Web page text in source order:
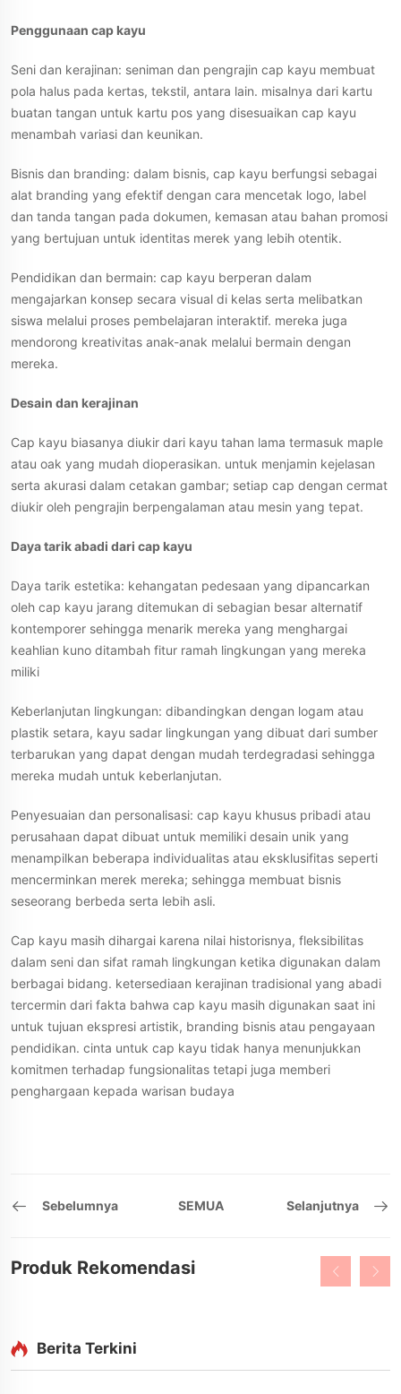
Penggunaan cap kayu
Seni dan kerajinan: seniman dan pengrajin cap kayu membuat
pola halus pada kertas, tekstil, antara lain. misalnya dari kartu
buatan tangan untuk kartu pos yang disesuaikan cap kayu
menambah variasi dan keunikan.
Bisnis dan branding: dalam bisnis, cap kayu berfungsi sebagai
alat branding yang efektif dengan cara mencetak logo, label
dan tanda tangan pada dokumen, kemasan atau bahan promosi
yang bertujuan untuk identitas merek yang lebih otentik.
Pendidikan dan bermain: cap kayu berperan dalam
mengajarkan konsep secara visual di kelas serta melibatkan
siswa melalui proses pembelajaran interaktif. mereka juga
mendorong kreativitas anak-anak melalui bermain dengan
mereka.
Desain dan kerajinan
Cap kayu biasanya diukir dari kayu tahan lama termasuk maple
atau oak yang mudah dioperasikan. untuk menjamin kejelasan
serta akurasi dalam cetakan gambar; setiap cap dengan cermat
diukir oleh pengrajin berpengalaman atau mesin yang tepat.
Daya tarik abadi dari cap kayu
Daya tarik estetika: kehangatan pedesaan yang dipancarkan
oleh cap kayu jarang ditemukan di sebagian besar alternatif
kontemporer sehingga menarik mereka yang menghargai
keahlian kuno ditambah fitur ramah lingkungan yang mereka
miliki
Keberlanjutan lingkungan: dibandingkan dengan logam atau
plastik setara, kayu sadar lingkungan yang dibuat dari sumber
terbarukan yang dapat dengan mudah terdegradasi sehingga
mereka mudah untuk keberlanjutan.
Penyesuaian dan personalisasi: cap kayu khusus pribadi atau
perusahaan dapat dibuat untuk memiliki desain unik yang
menampilkan beberapa individualitas atau eksklusifitas seperti
mencerminkan merek mereka; sehingga membuat bisnis
seseorang berbeda serta lebih asli.
Cap kayu masih dihargai karena nilai historisnya, fleksibilitas
dalam seni dan sifat ramah lingkungan ketika digunakan dalam
berbagai bidang. ketersediaan kerajinan tradisional yang abadi
tercermin dari fakta bahwa cap kayu masih digunakan saat ini
untuk tujuan ekspresi artistik, branding bisnis atau pengayaan
pendidikan. cinta untuk cap kayu tidak hanya menunjukkan
komitmen terhadap fungsionalitas tetapi juga memberi
penghargaan kepada warisan budaya
Sebelumnya SEMUA Selanjutnya
Produk Rekomendasi
Berita Terkini